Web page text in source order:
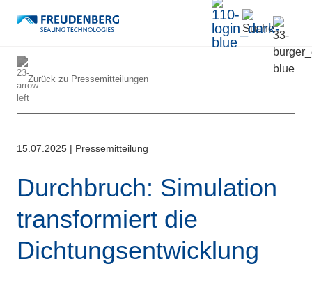
Zurück zu Pressemitteilungen
15.07.2025 | Pressemitteilung
Durchbruch: Simulation
transformiert die
Dichtungsentwicklung